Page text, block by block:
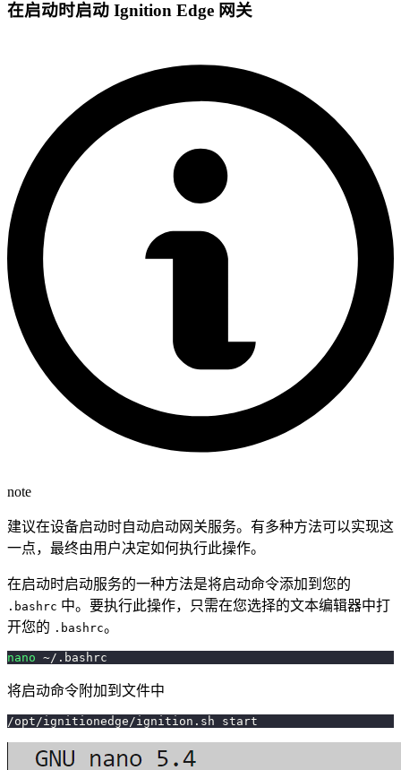
在启动时启动 Ignition Edge 网关
note
建议在设备启动时自动启动网关服务。有多种方法可以实现这
一点，最终由用户决定如何执行此操作。
在启动时启动服务的一种方法是将启动命令添加到您的
.bashrc 中。要执行此操作，只需在您选择的文本编辑器中打
开您的 .bashrc。
nano ~/.bashrc
将启动命令附加到文件中
/opt/ignitionedge/ignition.sh start